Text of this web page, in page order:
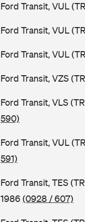
Ford Transit, VUL
Ford Transit, VUL
Ford Transit, VUL
Ford Transit, VZS
Ford Transit, VLS
590)
Ford Transit, VUL
591)
Ford Transit, TES
1986 (0928 / 607)